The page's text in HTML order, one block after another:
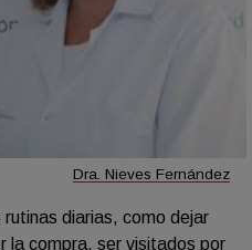
Dra. Nieves Fernández
diarias, como dejar
la compra, ser visitados por